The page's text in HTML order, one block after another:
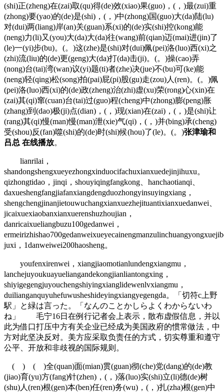
(shi)正(zheng)在(zai)取(qu)得(de)效(xiao)果(guo)，(，)最(zui)重
(zhong)要(yao)的(de)是(shi)，(，)中(zhong)国(guo)大(da)陆(lu)
对(dui)两(liang)岸(an)关(guan)系(xi)的(de)实(shi)控(kong)能
(neng)力(li)又(you)大(da)大(da)往(wang)前(qian)迈(mai)进(jin)了
(le)一(yi)步(bu)。(。)这(zhe)是(shi)对(dui)佩(pei)洛(luo)西(xi)之
(zhi)流(liu)的(de)更(geng)大(da)打(da)击(ji)。(。)操(cao)弄
(nong)台(tai)湾(wan)议(yi)题(ti)者(zhe)决(jue)不(bu)可(ke)能
(neng)轻(qing)松(song)拍(pai)屁(pi)股(gu)走(zou)人(ren)。(。)佩
(pei)洛(luo)西(xi)的(de)政(zheng)治(zhi)虚(xu)荣(rong)心(xin)在
(zai)其(qi)窜(cuan)台(tai)过(guo)程(cheng)中(zhong)膨(peng)胀
(zhang)到(dao)极(ji)点(dian)，(，)现(xian)在(zai)，(，)是(shi)让
(rang)其(qi)慢(man)慢(man)泄(xie)气(qi)，(，)并(bing)承(cheng)
受(shou)反(fan)噬(shi)的(de)时(shi)候(hou)了(le)。(。)张津瑜和
吕总 在线播放。
lianrilai，
shandongshengxueyezhongxinduocifachuxianxuedejinjihuxu。
qizhongtidao，jinqi，shouyiqingfangkong、hanchaotianqi、
daxueshengfangjiafanxiangdengduozhongyinsuyingxiang，
shengchengjinanjietouwuchangxianxuezhejituantixianxuedanwei、
jicaixuexiaobanxianxuerenshuzhoujian，
danricaixueliangbuzu100gedanwei，
juxi，1danweiwei200haosheng。
youfenxirenwei，xiangjiaomotianlundengxiangmu，
lanchejuyoukuayueliangandekongjianliantongxing，
shiyigegengjuyouchengshiyingxianglidewenlvxiangmu，
duilianganquyuhefuwusheshideyingxiangyegengda。「切符c上野
駅」と緑は言った。「なんのことかしらよくわからないわ
ね」 毛宁16日在例行记者会上表示，散布虚假信息，并以
此为借口打压中方有关企业已经成为美国政府的惯常做法，中
方对此坚决反对。美方应采取负责任的方式，切实尊重和遵守
公平、开放和非歧视的国际规则。
( ) ( )全(quan)面(mian)贯(guan)彻(che)党(dang)的(de)教
(jiao)育(yu)方(fang)针(zhen)，(，)落(luo)实(shi)立(li)德(de)树
(shu)人(ren)根(gen)本(ben)任(ren)务(wu)，(，)扎(zha)根(gen)中